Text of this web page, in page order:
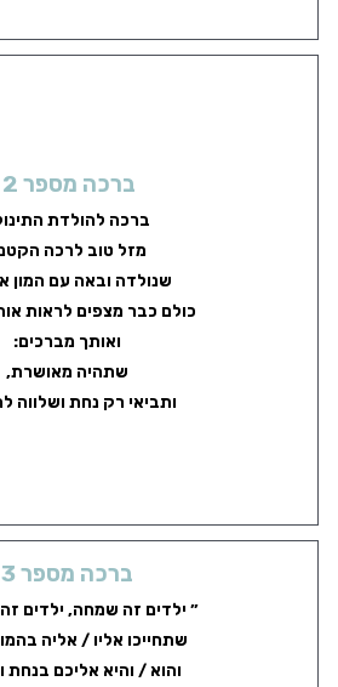
ברכה מספר 2
ברכה להולדת
מזל טוב לרכה
שנולדה ובאה עם המון
כולם כבר מצפים לראות
ואותך מברכים:
שתהיה מאושרת,
ותביאי רק נחת ושלווה
ברכה מספר 3
” ילדים זה שמחה, ילדים
שתחייכו אליו / אליה
והוא / והיא אליכם בנחת